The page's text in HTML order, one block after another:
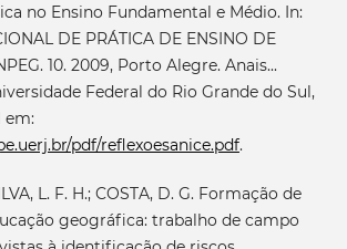
no Ensino Fundamental e Médio. In:
DE PRÁTICA DE ENSINO DE
10. 2009, Porto Alegre. Anais...
Federal do Rio Grande do Sul,
em:
pdf/reflexoesanice.pdf.
L. F. H.; COSTA, D. G. Formação de
geográfica: trabalho de campo